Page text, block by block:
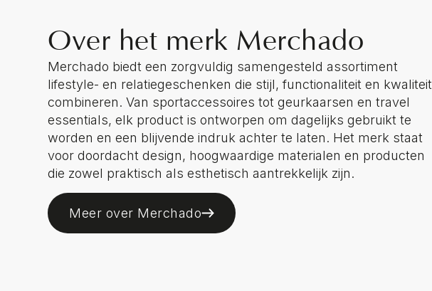
Over het merk Merchado
Merchado biedt een zorgvuldig samengesteld assortiment
lifestyle- en relatiegeschenken die stijl, functionaliteit en kwaliteit
combineren. Van sportaccessoires tot geurkaarsen en travel
essentials, elk product is ontworpen om dagelijks gebruikt te
worden en een blijvende indruk achter te laten. Het merk staat
voor doordacht design, hoogwaardige materialen en producten
die zowel praktisch als esthetisch aantrekkelijk zijn.
Meer over Merchado